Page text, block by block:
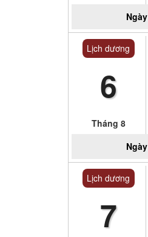
Ngày
Lịch dương
6
Tháng 8
Ngày
Lịch dương
7